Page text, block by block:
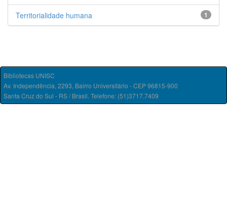
1
Territorialidade humana
Bibliotecas UNISC
Av. Independência, 2293, Bairro Universitário - CEP 96815-900
Santa Cruz do Sul - RS / Brasil. Telefone: (51)3717.7409